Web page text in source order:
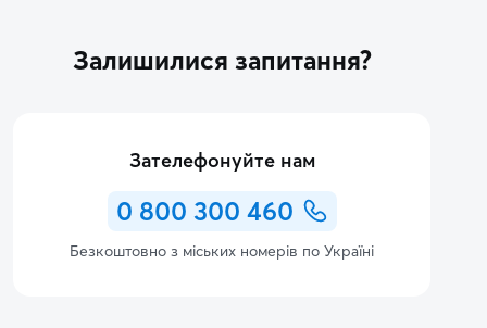
Залишилися запитання?
Зателефонуйте нам
0 800 300 460
Безкоштовно з міських номерів по Україні